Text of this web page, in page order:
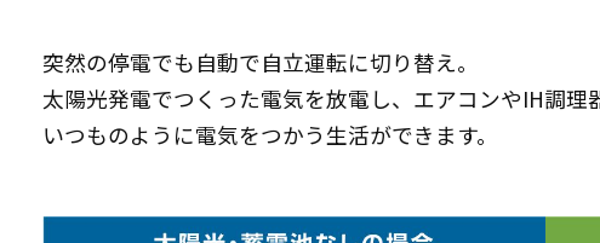
突然の停電でも自動で自立運転に切り替え。
太陽光発電でつくった電気を放電し、エアコンやIH調理
いつものように電気をつかう生活ができます。